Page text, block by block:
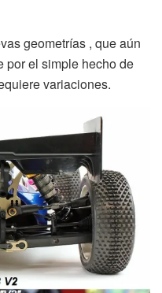
geometrías , que aún
por el simple hecho de
variaciones.